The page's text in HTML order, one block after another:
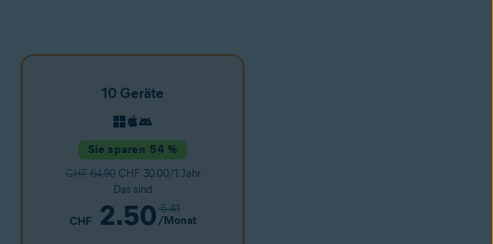
10 Geräte
Sie sparen 54 %
CHF 64.90 CHF 30.00/1. Jahr
Das sind
CHF 2.505.41
/Monat